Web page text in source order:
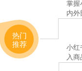
热门
推荐
掌握
内
小红
入